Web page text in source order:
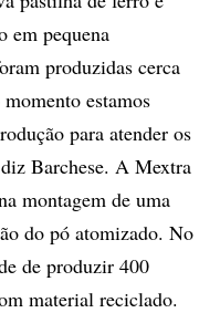
em pequena
produzidas cerca
estamos
para atender os
Barchese. A Mextra
montagem de uma
do pó atomizado. No
de produzir 400
material reciclado.